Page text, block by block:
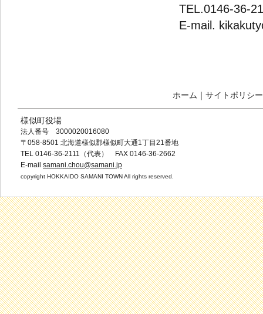
TEL.0146-36-
E-mail.
ホーム ｜ サイトポリシー
様似町役場
法人番号 3000020016080
〒058-8501 北海道様似郡様似町大通1丁目21番地
TEL 0146-36-2111（代表） FAX 0146-36-2662
E-mail samani.chou@samani.jp
copyright HOKKAIDO SAMANI TOWN All rights reserved.